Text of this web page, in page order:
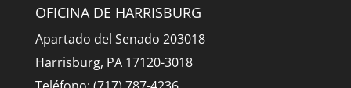
OFICINA DE HARRISBURG
Apartado del Senado 203018
Harrisburg, PA 17120-3018